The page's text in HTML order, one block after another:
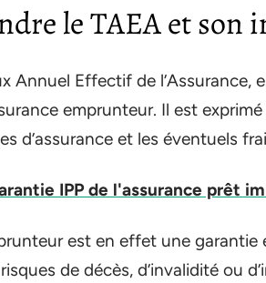
le TAEA et son
Annuel Effectif de
emprunteur. Il est
d’assurance et les éventuels
IPP de l'assurance prêt
est en effet une
de décès, d’invalidité ou